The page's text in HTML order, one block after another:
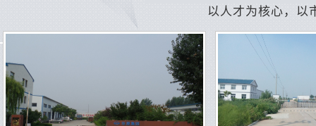
以人才为核心，以